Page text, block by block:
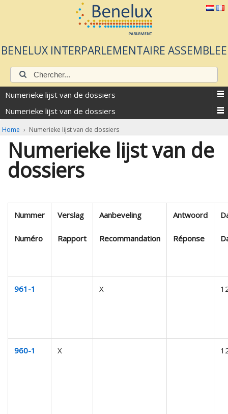
BENELUX INTERPARLEMENTAIRE ASSEMBLEE
Chercher:
Numerieke lijst van de dossiers
Numerieke lijst van de dossiers
Home › Numerieke lijst van de dossiers
Numerieke lijst van de
dossiers
Nummer
Numéro
Verslag
Rapport
Aanbeveling
Recommandation
Antwoord
Réponse
961-1 X
960-1 X